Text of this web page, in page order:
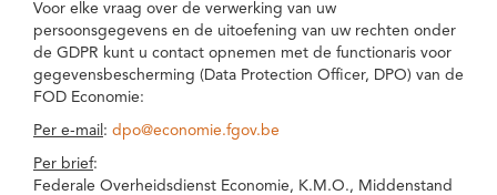
Voor elke vraag over de verwerking van uw
persoonsgegevens en de uitoefening van uw rechten onder
de GDPR kunt u contact opnemen met de functionaris voor
gegevensbescherming (Data Protection Officer, DPO) van de
FOD Economie:
Per e-mail : dpo@economie.fgov.be
Per brief:
Federale Overheidsdienst Economie, K.M.O., Middenstand